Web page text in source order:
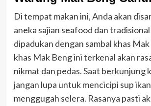
Di tempat makan ini, Anda akan
aneka sajian seafood dan
dipadukan dengan sambal khas Mak
khas Mak Beng ini terkenal akan
nikmat dan pedas. Saat berkunjung
jangan lupa untuk mencicipi sup
menggugah selera. Rasanya pasti